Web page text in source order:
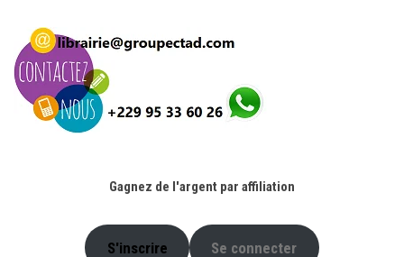
Gagnez de l'argent par affiliation
S'inscrire Se connecter